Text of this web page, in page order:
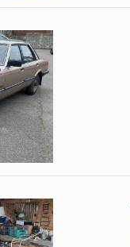
Mijn
Favorieten
Mijn
Favorieten